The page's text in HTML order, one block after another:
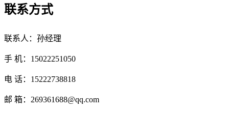
联系方式
联系人：孙经理
手 机：15022251050
电 话：15222738818
邮 箱：269361688@qq.com